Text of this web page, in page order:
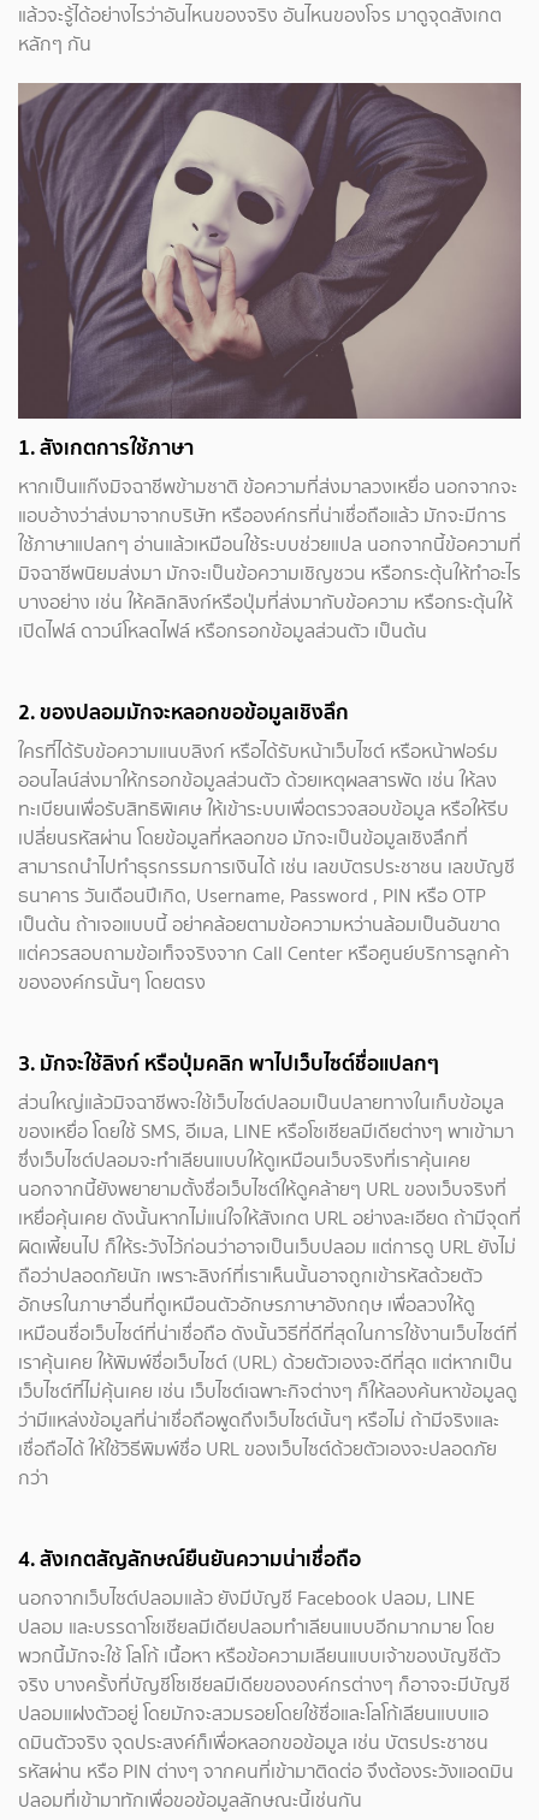
แล้วจะรู้ได้อย่างไรว่าอันไหนของจริง อันไหนของโจร มาดูจุดสังเกต
หลักๆ กัน
1. สังเกตการใช้ภาษา
หากเป็นแก๊งมิจฉาชีพข้ามชาติ ข้อความที่ส่งมาลวงเหยื่อ นอกจากจะ
แอบอ้างว่าส่งมาจากบริษัท หรือองค์กรที่น่าเชื่อถือแล้ว มักจะมีการ
ใช้ภาษาแปลกๆ อ่านแล้วเหมือนใช้ระบบช่วยแปล นอกจากนี้ข้อความที่
มิจฉาชีพนิยมส่งมา มักจะเป็นข้อความเชิญชวน หรือกระตุ้นให้ทำอะไร
บางอย่าง เช่น ให้คลิกลิงก์หรือปุ่มที่ส่งมากับข้อความ หรือกระตุ้นให้
เปิดไฟล์ ดาวน์โหลดไฟล์ หรือกรอกข้อมูลส่วนตัว เป็นต้น
2. ของปลอมมักจะหลอกขอข้อมูลเชิงลึก
ใครที่ได้รับข้อความแนบลิงก์ หรือได้รับหน้าเว็บไซต์ หรือหน้าฟอร์ม
ออนไลน์ส่งมาให้กรอกข้อมูลส่วนตัว ด้วยเหตุผลสารพัด เช่น ให้ลง
ทะเบียนเพื่อรับสิทธิพิเศษ ให้เข้าระบบเพื่อตรวจสอบข้อมูล หรือให้รีบ
เปลี่ยนรหัสผ่าน โดยข้อมูลที่หลอกขอ มักจะเป็นข้อมูลเชิงลึกที่
สามารถนำไปทำธุรกรรมการเงินได้ เช่น เลขบัตรประชาชน เลขบัญชี
ธนาคาร วันเดือนปีเกิด, Username, Password , PIN หรือ OTP
เป็นต้น ถ้าเจอแบบนี้ อย่าคล้อยตามข้อความหว่านล้อมเป็นอันขาด
แต่ควรสอบถามข้อเท็จจริงจาก Call Center หรือศูนย์บริการลูกค้า
ขององค์กรนั้นๆ โดยตรง
3. มักจะใช้ลิงก์ หรือปุ่มคลิก พาไปเว็บไซต์ชื่อแปลกๆ
ส่วนใหญ่แล้วมิจฉาชีพจะใช้เว็บไซต์ปลอมเป็นปลายทางในเก็บข้อมูล
ของเหยื่อ โดยใช้ SMS, อีเมล, LINE หรือโซเชียลมีเดียต่างๆ พาเข้ามา
ซึ่งเว็บไซต์ปลอมจะทำเลียนแบบให้ดูเหมือนเว็บจริงที่เราคุ้นเคย
นอกจากนี้ยังพยายามตั้งชื่อเว็บไซต์ให้ดูคล้ายๆ URL ของเว็บจริงที่
เหยื่อคุ้นเคย ดังนั้นหากไม่แน่ใจให้สังเกต URL อย่างละเอียด ถ้ามีจุดที่
ผิดเพี้ยนไป ก็ให้ระวังไว้ก่อนว่าอาจเป็นเว็บปลอม แต่การดู URL ยังไม่
ถือว่าปลอดภัยนัก เพราะลิงก์ที่เราเห็นนั้นอาจถูกเข้ารหัสด้วยตัว
อักษรในภาษาอื่นที่ดูเหมือนตัวอักษรภาษาอังกฤษ เพื่อลวงให้ดู
เหมือนชื่อเว็บไซต์ที่น่าเชื่อถือ ดังนั้นวิธีที่ดีที่สุดในการใช้งานเว็บไซต์ที่
เราคุ้นเคย ให้พิมพ์ชื่อเว็บไซต์ (URL) ด้วยตัวเองจะดีที่สุด แต่หากเป็น
เว็บไซต์ที่ไม่คุ้นเคย เช่น เว็บไซต์เฉพาะกิจต่างๆ ก็ให้ลองค้นหาข้อมูลดู
ว่ามีแหล่งข้อมูลที่น่าเชื่อถือพูดถึงเว็บไซต์นั้นๆ หรือไม่ ถ้ามีจริงและ
เชื่อถือได้ ให้ใช้วิธีพิมพ์ชื่อ URL ของเว็บไซต์ด้วยตัวเองจะปลอดภัย
กว่า
4. สังเกตสัญลักษณ์ยืนยันความน่าเชื่อถือ
นอกจากเว็บไซต์ปลอมแล้ว ยังมีบัญชี Facebook ปลอม, LINE
ปลอม และบรรดาโซเชียลมีเดียปลอมทำเลียนแบบอีกมากมาย โดย
พวกนี้มักจะใช้ โลโก้ เนื้อหา หรือข้อความเลียนแบบเจ้าของบัญชีตัว
จริง บางครั้งที่บัญชีโซเชียลมีเดียขององค์กรต่างๆ ก็อาจจะมีบัญชี
ปลอมแฝงตัวอยู่ โดยมักจะสวมรอยโดยใช้ชื่อและโลโก้เลียนแบบแอ
ดมินตัวจริง จุดประสงค์ก็เพื่อหลอกขอข้อมูล เช่น บัตรประชาชน
รหัสผ่าน หรือ PIN ต่างๆ จากคนที่เข้ามาติดต่อ จึงต้องระวังแอดมิน
ปลอมที่เข้ามาทักเพื่อขอข้อมูลลักษณะนี้เช่นกัน